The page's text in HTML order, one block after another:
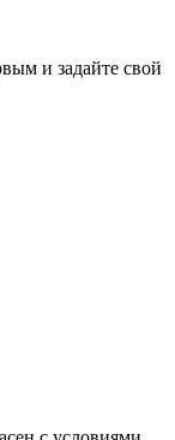
и задайте свой